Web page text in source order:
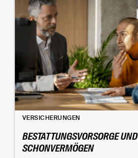
VERSICHERUNGEN
BESTATTUNGSVORSORGE UND
SCHONVERMÖGEN